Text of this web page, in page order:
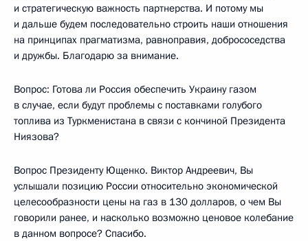
и стратегическую важность партнерства. И потому мы
и дальше будем последовательно строить наши отношения
на принципах прагматизма, равноправия, добрососедства
и дружбы. Благодарю за внимание.
Вопрос: Готова ли Россия обеспечить Украину газом
в случае, если будут проблемы с поставками голубого
топлива из Туркменистана в связи с кончиной Президента
Ниязова?
Вопрос Президенту Ющенко. Виктор Андреевич, Вы
услышали позицию России относительно экономической
целесообразности цены на газ в 130 долларов, о чем Вы
говорили ранее, и насколько возможно ценовое колебание
в данном вопросе? Спасибо.